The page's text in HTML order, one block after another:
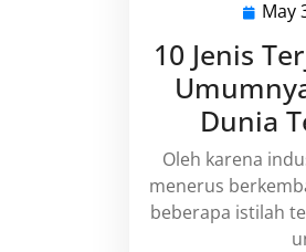
May
10 Jenis
Dunia
Oleh karena
menerus
beberapa istilah